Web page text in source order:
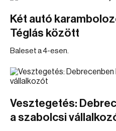
Két autó
Téglás között
Baleset a 4-esen.
Vesztegetés:
a szabolcsi